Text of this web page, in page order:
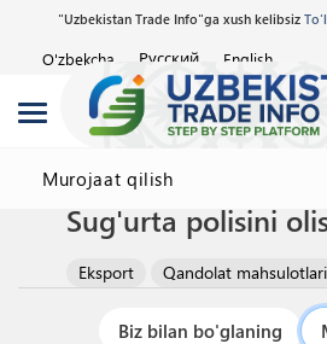
"Uzbekistan Trade Info"ga xush kelibsiz
O'zbekcha Русский English
Murojaat qilish
Sug'urta polisini
Eksport Qandolat mahsulotlari
Biz bilan bo'glaning